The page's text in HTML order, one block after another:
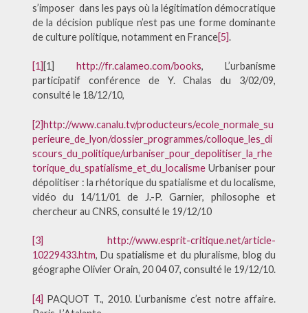
s’imposer dans les pays où la légitimation démocratique
de la décision publique n’est pas une forme dominante
de culture politique, notamment en France[5].
[1] [1] http://fr.calameo.com/books, L’urbanisme
participatif conférence de Y. Chalas du 3/02/09,
consulté le 18/12/10,
[2]http://www.canalu.tv/producteurs/ecole_normale_su
perieure_de_lyon/dossier_programmes/colloque_les_di
scours_du_politique/urbaniser_pour_depolitiser_la_rhe
torique_du_spatialisme_et_du_localismeUrbaniser pour
dépolitiser : la rhétorique du spatialisme et du localisme,
vidéo du 14/11/01 de J.-P. Garnier, philosophe et
chercheur au CNRS, consulté le 19/12/10
[3]
http://www.esprit-critique.net/article-
10229433.htm, Du spatialisme et du pluralisme, blog du
géographe Olivier Orain, 20 04 07, consulté le 19/12/10.
[4] PAQUOT T., 2010. L’urbanisme c’est notre affaire.